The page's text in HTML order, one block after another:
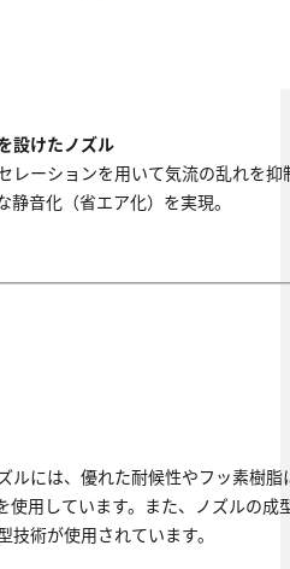
設けたノズル
レーションを用いて気流の乱れを抑
音化（省エア化）を実現。
ルには、優れた耐候性やフッ素樹脂
使用しています。また、ノズルの成
術が使用されています。